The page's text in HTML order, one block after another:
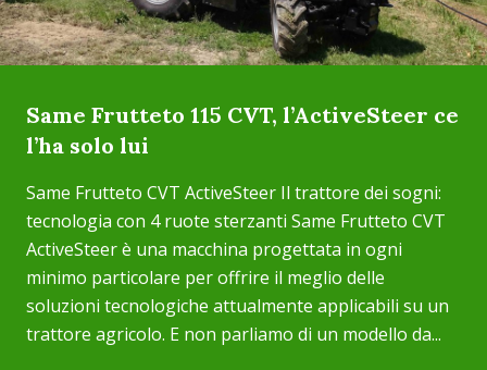
Same Frutteto 115 CVT, l’ActiveSteer ce
l’ha solo lui
Same Frutteto CVT ActiveSteer Il trattore dei sogni:
tecnologia con 4 ruote sterzanti Same Frutteto CVT
ActiveSteer è una macchina progettata in ogni
minimo particolare per offrire il meglio delle
soluzioni tecnologiche attualmente applicabili su un
trattore agricolo. E non parliamo di un modello da...